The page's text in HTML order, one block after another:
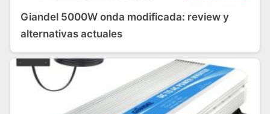
Giandel 5000W onda modificada: review y
alternativas actuales